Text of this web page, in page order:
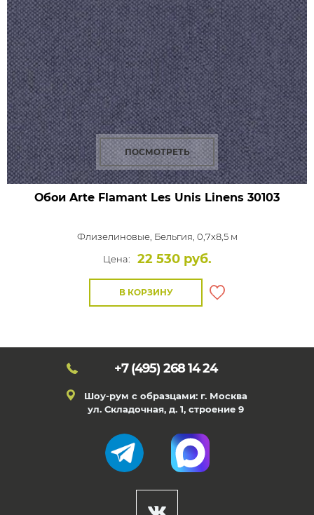
ПОСМОТРЕТЬ
Обои Arte Flamant Les Unis Linens 30103
Флизелиновые, Бельгия, 0,7x8,5 м
Цена:
22 530 руб.
В КОРЗИНУ
+7 (495) 268 14 24
Шоу-рум с образцами: г. Москва
ул. Складочная, д. 1, строение 9